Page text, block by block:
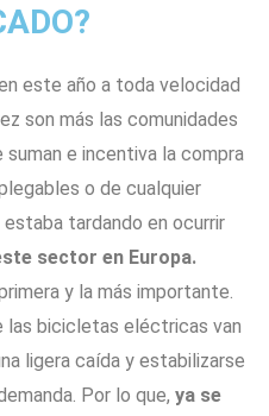
este año a toda velocidad
son más las comunidades
e incentiva la compra
o de cualquier
tardando en ocurrir
sector en Europa.
y la más importante.
las bicicletas eléctricas van
ligera caída y estabilizarse
Por lo que, ya se